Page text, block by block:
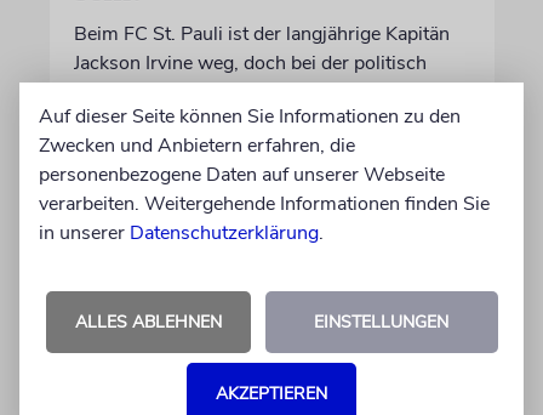
Beim FC St. Pauli ist der langjährige Kapitän
Jackson Irvine weg, doch bei der politisch
anti-israelische Australier weiter im
Aufsichtsrat
von Daniel Killy
Auf dieser Seite können Sie Informationen zu den
Zwecken und Anbietern erfahren, die
personenbezogene Daten auf unserer Webseite
verarbeiten. Weitergehende Informationen finden Sie
in unserer Datenschutzerklärung.
ALLES ABLEHNEN EINSTELLUNGEN
AKZEPTIEREN